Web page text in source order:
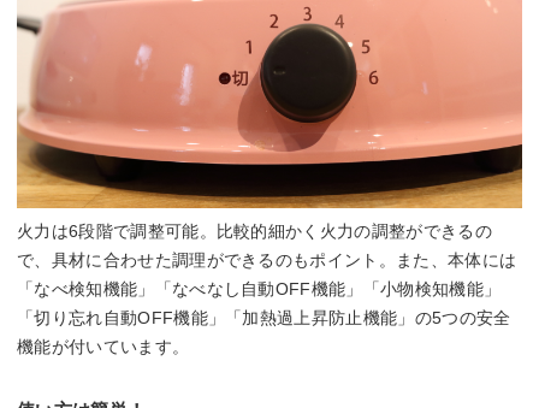
火力は6段階で調整可能。比較的細かく火力の調整ができるの
で、具材に合わせた調理ができるのもポイント。また、本体には
「なべ検知機能」「なべなし自動OFF機能」「小物検知機能」
「切り忘れ自動OFF機能」「加熱過上昇防止機能」の5つの安全
機能が付いています。